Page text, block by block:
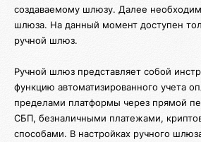
создаваемому шлюзу. Далее
шлюза. На данный момент доступен
ручной шлюз.
Ручной шлюз представляет собой
функцию автоматизированного учета
пределами платформы через прямой
СБП, безналичными платежами,
способами. В настройках ручного